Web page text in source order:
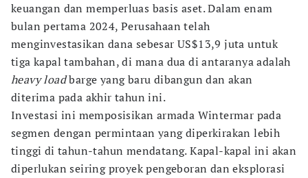
keuangan dan memperluas basis aset. Dalam enam
bulan pertama 2024, Perusahaan telah
menginvestasikan dana sebesar US$13,9 juta untuk
tiga kapal tambahan, di mana dua di antaranya adalah
heavy loadbarge yang baru dibangun dan akan
diterima pada akhir tahun ini.
Investasi ini memposisikan armada Wintermar pada
segmen dengan permintaan yang diperkirakan lebih
tinggi di tahun-tahun mendatang. Kapal-kapal ini akan
diperlukan seiring proyek pengeboran dan eksplorasi